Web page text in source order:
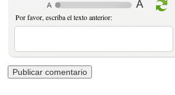
Por favor, escriba el texto anterior: